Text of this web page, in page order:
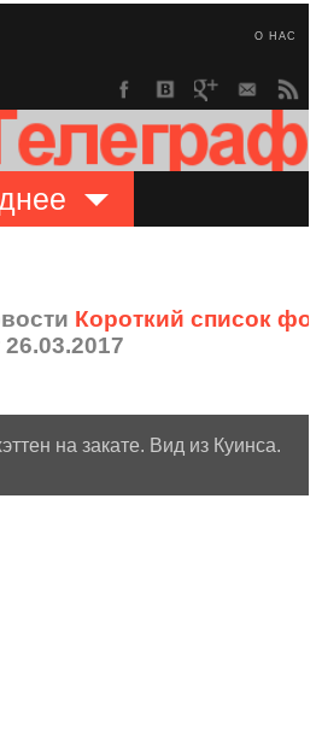
О НАС
Короткий список
26.03.2017
на закате. Вид из Куинса.